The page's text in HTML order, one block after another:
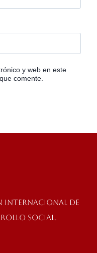
y web en este
comente.
Internacional de
Social.